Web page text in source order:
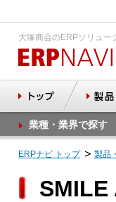
大塚商会のERPソリュー
業種・業界で探す
ERPナビ トップ 製品
SMILE